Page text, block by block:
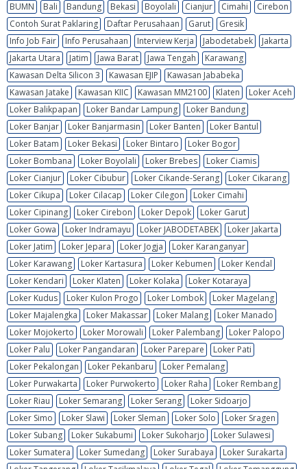
BUMN Bali Bandung Bekasi Boyolali Cianjur Cimahi
Cirebon
Contoh Surat Paklaring
Daftar Perusahaan Garut
Gresik
Info Job Fair
Info Perusahaan Interview Kerja Jabodetabek
Jakarta
Jakarta Utara
Jatim Jawa Barat Jawa Tengah
Karawang
Kawasan Delta Silicon 3
Kawasan EJIP
Kawasan Jababeka
Kawasan Jatake
Kawasan KIIC Kawasan MM2100 Klaten
Loker Aceh
Loker Balikpapan
Loker Bandar Lampung
Loker Bandung
Loker Banjar
Loker Banjarmasin Loker Banten
Loker Bantul
Loker Batam
Loker Bekasi Loker Bintaro
Loker Bogor
Loker Bombana
Loker Boyolali Loker Brebes
Loker Ciamis
Loker Cianjur
Loker Cibubur Loker Cikande-Serang
Loker Cikarang
Loker Cikupa
Loker Cilacap Loker Cilegon
Loker Cimahi
Loker Cipinang
Loker Cirebon Loker Depok
Loker Garut
Loker Gowa
Loker Indramayu Loker JABODETABEK
Loker Jakarta
Loker Jatim
Loker Jepara Loker Jogja
Loker Karanganyar
Loker Karawang
Loker Kartasura Loker Kebumen
Loker Kendal
Loker Kendari
Loker Klaten Loker Kolaka
Loker Kotaraya
Loker Kudus
Loker Kulon Progo Loker Lombok
Loker Magelang
Loker Majalengka
Loker Makassar Loker Malang
Loker Manado
Loker Mojokerto
Loker Morowali Loker Palembang
Loker Palopo
Loker Palu
Loker Pangandaran Loker Parepare
Loker Pati
Loker Pekalongan
Loker Pekanbaru
Loker Pemalang
Loker Purwakarta
Loker Purwokerto Loker Raha
Loker Rembang
Loker Riau
Loker Semarang Loker Serang
Loker Sidoarjo
Loker Simo
Loker Slawi Loker Sleman Loker Solo
Loker Sragen
Loker Subang
Loker Sukabumi Loker Sukoharjo
Loker Sulawesi
Loker Sumatera
Loker Sumedang Loker Surabaya
Loker Surakarta